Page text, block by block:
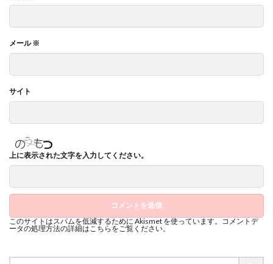
メール※
サイト
上に表示された文字を入力してください。
このサイトはスパムを低減するために Akismet を使っています。コメントデ
ータの処理方法の詳細はこちらをご覧ください。